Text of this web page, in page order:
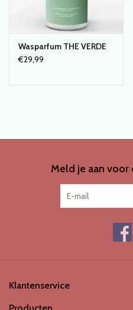
Wasparfum THE VERDE
€29,99
Meld je aan
Klantenservice
Producten